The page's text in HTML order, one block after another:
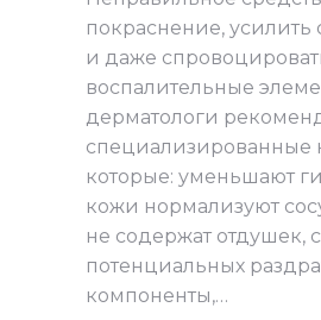
покраснение,
и даже
воспалительные
дерматологи
специализированные
которые: уменьшают
кожи нормализуют
не содержат отдушек,
потенциальных
компоненты,…